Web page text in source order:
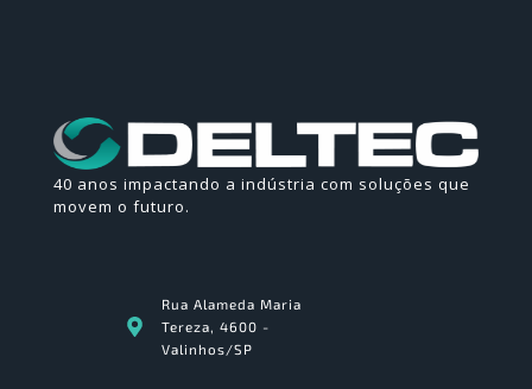
40 anos impactando a indústria com soluções que
movem o futuro.
Rua Alameda Maria
Tereza, 4600 -
Valinhos/SP